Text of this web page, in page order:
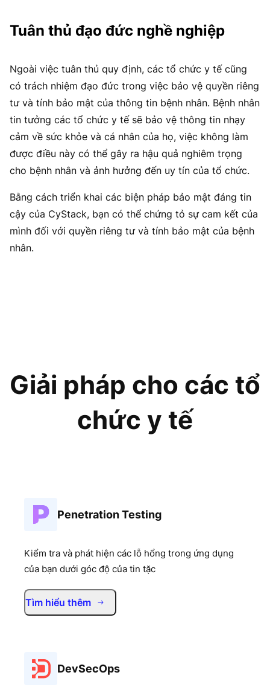
Tuân thủ đạo đức nghề nghiệp
Ngoài việc tuân thủ quy định, các tổ chức y tế cũng
có trách nhiệm đạo đức trong việc bảo vệ quyền riêng
tư và tính bảo mật của thông tin bệnh nhân. Bệnh nhân
tin tưởng các tổ chức y tế sẽ bảo vệ thông tin nhạy
cảm về sức khỏe và cá nhân của họ, việc không làm
được điều này có thể gây ra hậu quả nghiêm trọng
cho bệnh nhân và ảnh hưởng đến uy tín của tổ chức.
Bằng cách triển khai các biện pháp bảo mật đáng tin
cậy của CyStack, bạn có thể chứng tỏ sự cam kết của
mình đối với quyền riêng tư và tính bảo mật của bệnh
nhân.
Giải pháp cho các tổ
chức y tế
Penetration Testing
Kiểm tra và phát hiện các lỗ hổng trong ứng dụng
của bạn dưới góc độ của tin tặc
Tìm hiểu thêm
DevSecOps